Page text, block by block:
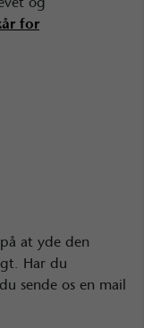
for
at yde den
Har du
sende os en mail